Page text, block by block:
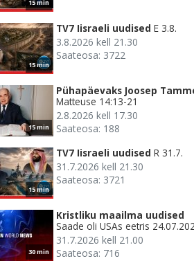
15 min
15 min
TV7 Iisraeli uudised E 3.8.
3.8.2026 kell 21.30
Saateosa: 3722
15 min
Pühapäevaks Joosep
Matteuse 14:13-21
2.8.2026 kell 17.30
Saateosa: 188
15 min
TV7 Iisraeli uudised R 31.7.
31.7.2026 kell 21.30
Saateosa: 3721
30 min
Kristliku maailma uudised
Saade oli USAs eetris
31.7.2026 kell 21.00
Saateosa: 716